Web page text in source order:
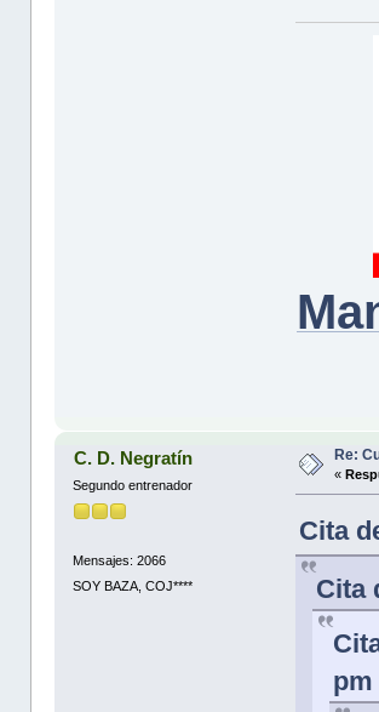
C. D. Negratín
Segundo entrenador
Mensajes: 2066
SOY BAZA, COJ****
Re:
«
Cita
Cita
pm